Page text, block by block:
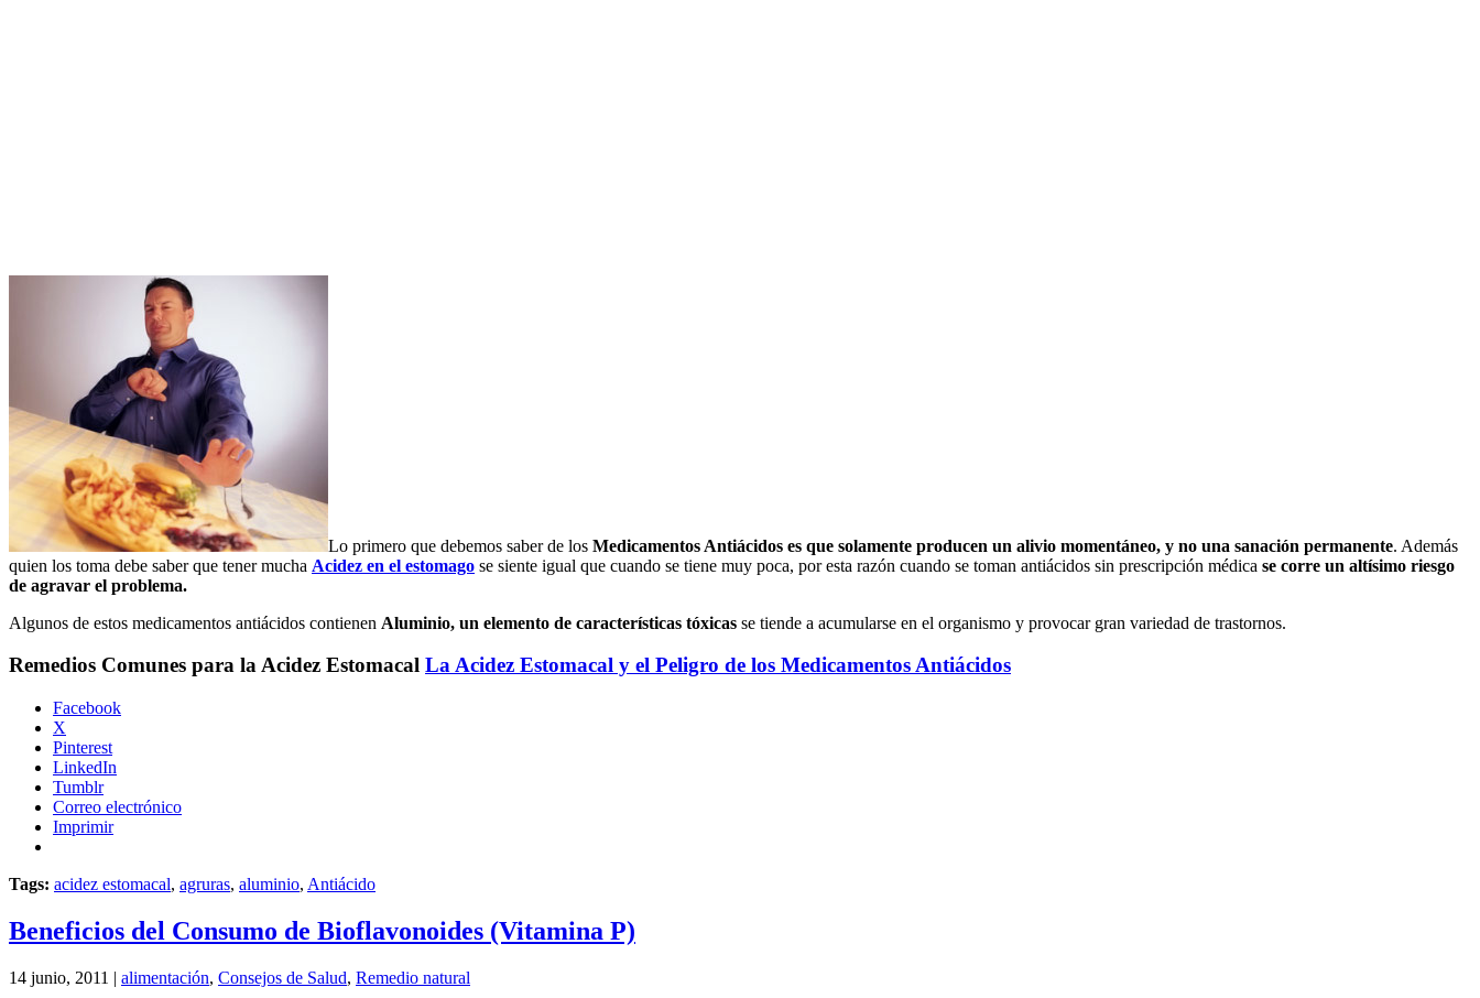
Lo primero que debemos saber de los Medicamentos Antiácidos es que solamente producen un alivio momentáneo, y no una sanación permanente. Además
quien los toma debe saber que tener mucha Acidez en el estomago se siente igual que cuando se tiene muy poca, por esta razón cuando se toman antiácidos sin prescripción médica se corre un altísimo riesgo
de agravar el problema.
Algunos de estos medicamentos antiácidos contienen Aluminio, un elemento de características tóxicas se tiende a acumularse en el organismo y provocar gran variedad de trastornos.
Remedios Comunes para la Acidez Estomacal La Acidez Estomacal y el Peligro de los Medicamentos Antiácidos
Facebook
X
Pinterest
LinkedIn
Tumblr
Correo electrónico
Imprimir
Tags: acidez estomacal, agruras, aluminio, Antiácido
Beneficios del Consumo de Bioflavonoides (Vitamina P)
14 junio, 2011 | alimentación, Consejos de Salud, Remedio natural